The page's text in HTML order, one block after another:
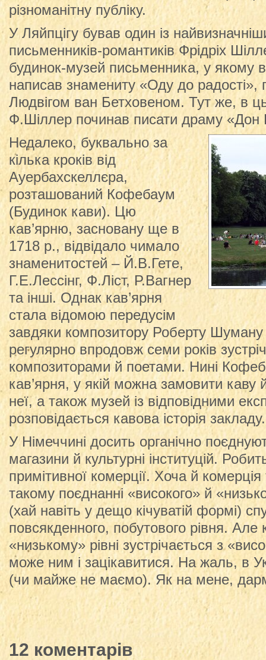
різноманітну публіку.
У Ляйпцігу бував один із
письменників-романтиків Фрідріх
будинок-музей письменника, у якому
написав знамениту «Оду до радості»,
Людвігом ван Бетховеном. Тут же, в
Ф.Шіллер починав писати драму «Дон
Недалеко, буквально за
кілька кроків від
Ауербахскеллєра,
розташований Кофебаум
(Будинок кави). Цю
кав’ярню, засновану ще в
1718 р., відвідало чимало
знаменитостей – Й.В.Гете,
Г.Е.Лессінг, Ф.Ліст, Р.Вагнер
та інші. Однак кав’ярня
стала відомою передусім
завдяки композитору Роберту
регулярно впродовж семи років
композиторами й поетами. Нині
кав’ярня, у якій можна замовити каву
неї, а також музей із відповідними
розповідається кавова історія закладу.
У Німеччині досить органічно
магазини й культурні інституцій.
примітивної комерції. Хоча й
такому поєднанні «високого» й
(хай навіть у дещо кічуватій формі)
повсякденного, побутового рівня.
«низькому» рівні зустрічається з
може ним і зацікавитися. На жаль, в
(чи майже не маємо). Як на мене,
12 коментарів